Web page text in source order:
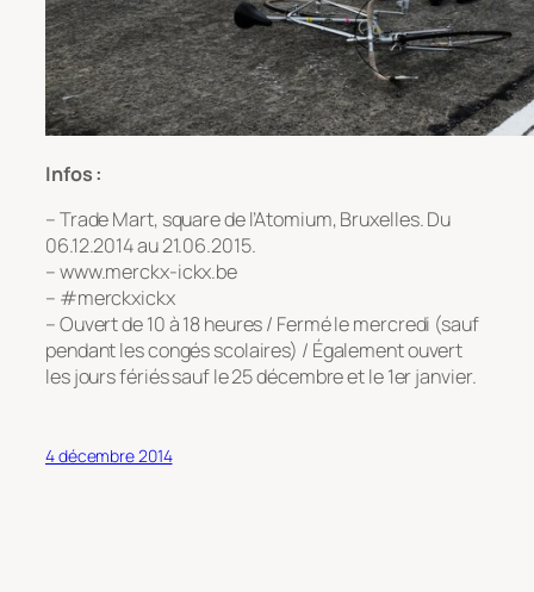
Infos :
– Trade Mart, square de l’Atomium, Bruxelles. Du
06.12.2014 au 21.06.2015.
– www.merckx-ickx.be
– #merckxickx
– Ouvert de 10 à 18 heures / Fermé le mercredi (sauf
pendant les congés scolaires) / Également ouvert
les jours fériés sauf le 25 décembre et le 1er janvier.
4 décembre 2014